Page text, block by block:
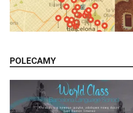
POLECAMY